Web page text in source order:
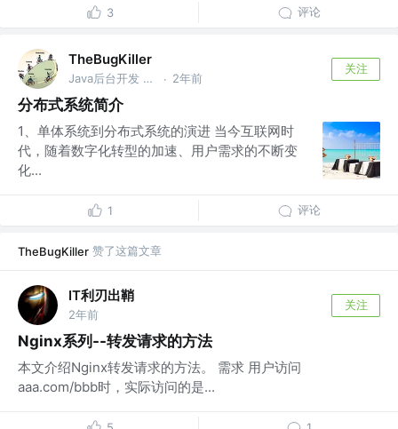
3 评论
TheBugKiller
Java后台开发 @美团 · 2年前
关注
分布式系统简介
1、单体系统到分布式系统的演进 当今互联网时
代，随着数字化转型的加速、用户需求的不断变
化...
1 评论
TheBugKiller 赞了这篇文章
IT利刃出鞘
2年前
关注
Nginx系列--转发请求的方法
本文介绍Nginx转发请求的方法。 需求 用户访问
aaa.com/bbb时，实际访问的是...